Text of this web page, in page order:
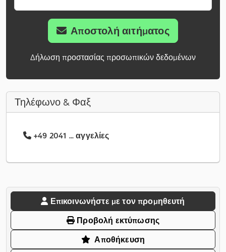
Αποστολή αιτήματος
Δήλωση προστασίας προσωπικών δεδομένων
Τηλέφωνο & Φαξ
+49 2041 ... αγγελίες
Επικοινωνήστε με τον προμηθευτή
Προβολή εκτύπωσης
Αποθήκευση